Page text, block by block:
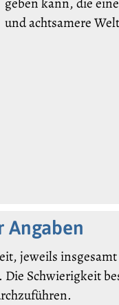
und achtsamere
Angaben
jeweils
Schwierigkeit